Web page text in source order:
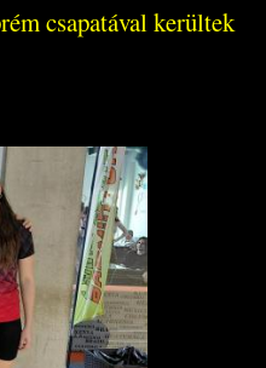
csapatával kerültek